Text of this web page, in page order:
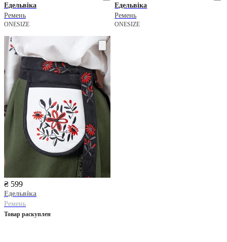
Едельвіка
Ремень
ONESIZE
Едельвіка
Ремень
ONESIZE
₴ 599
Едельвіка
Ремень
Товар раскуплен